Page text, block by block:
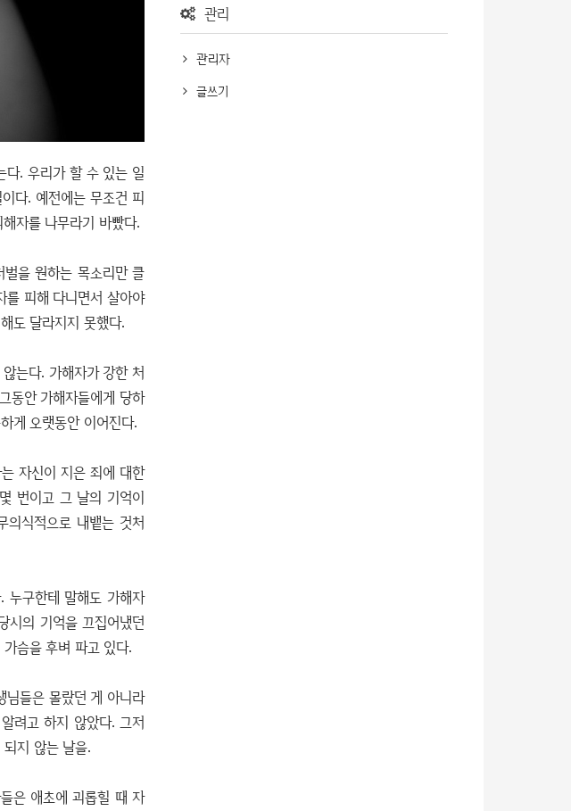
다. 우리가 할 수 있는 일
다. 예전에는 무조건 피
자를 나무라기 바빴다.
을 원하는 목소리만 클
를 피해 다니면서 살아야
도 달라지지 못했다.
는다. 가해자가 강한 처
동안 가해자들에게 당하
게 오랫동안 이어진다.
자신이 지은 죄에 대한
번이고 그 날의 기억이
의식적으로 내뱉는 것처
누구한테 말해도 가해자
시의 기억을 끄집어냈던
슴을 후벼 파고 있다.
님들은 몰랐던 게 아니라
려고 하지 않았다. 그저
지 않는 날을.
은 애초에 괴롭힐 때 자
관리
관리자
글쓰기